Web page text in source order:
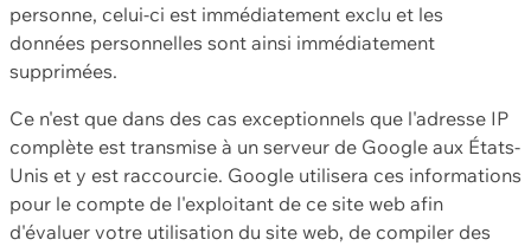
personne, celui-ci est immédiatement exclu et les
données personnelles sont ainsi immédiatement
supprimées.
Ce n'est que dans des cas exceptionnels que l'adresse IP
complète est transmise à un serveur de Google aux États-
Unis et y est raccourcie. Google utilisera ces informations
pour le compte de l'exploitant de ce site web afin
d'évaluer votre utilisation du site web, de compiler des